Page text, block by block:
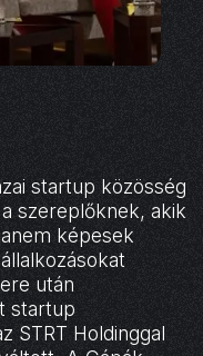
startup közösség
szereplőknek, akik
képesek
után
startup
STRT Holdinggal